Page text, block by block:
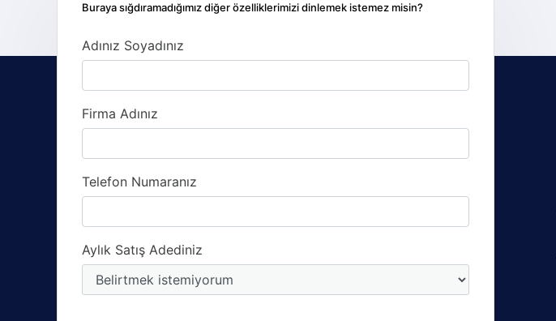
Buraya sığdıramadığımız diğer özelliklerimizi dinlemek istemez misin?
Adınız Soyadınız
Firma Adınız
Telefon Numaranız
Aylık Satış Adediniz